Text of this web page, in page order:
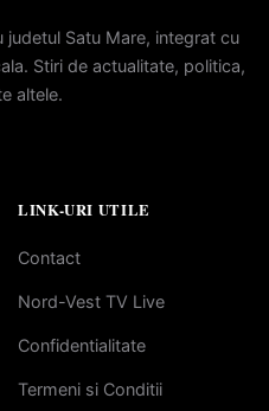
Satu Mare, integrat cu
Stiri de actualitate, politica,
altele.
LINK-URI UTILE
Contact
Nord-Vest TV Live
Confidentialitate
Termeni si Conditii